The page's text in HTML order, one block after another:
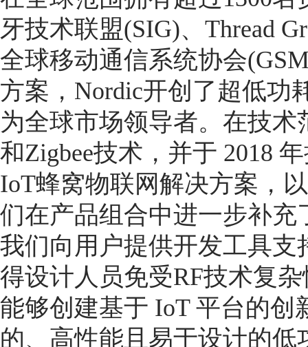
牙技术联盟(SIG)、Thread
全球移动通信系统协会
方案，Nordic开创了超低功
为全球市场领导者。在技术
和Zigbee技术，并于 2018
IoT蜂窝物联网解决方案，
们在产品组合中进一步补充
我们向用户提供开发工具
得设计人员免受RF技术复
能够创建基于 IoT 平台的
的、高性能且易于设计的